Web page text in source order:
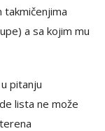
takmičenjima
a sa kojim mu
pitanju
lista ne može